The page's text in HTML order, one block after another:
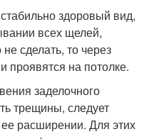
здоровый вид,
всех щелей,
сделать, то через
проявятся на потолке.
заделочного
трещины, следует
расширении. Для этих